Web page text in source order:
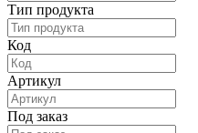
Тип продукта
Код
Артикул
Под заказ